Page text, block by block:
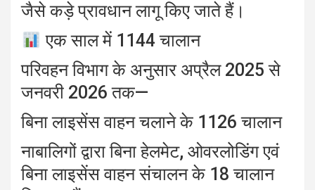
जैसे कड़े प्रावधान लागू किए जाते हैं।
एक साल में 1144 चालान
परिवहन विभाग के अनुसार अप्रैल 2025 से
जनवरी 2026 तक—
बिना लाइसेंस वाहन चलाने के 1126 चालान
नाबालिगों द्वारा बिना हेलमेट, ओवरलोडिंग एवं
बिना लाइसेंस वाहन संचालन के 18 चालान